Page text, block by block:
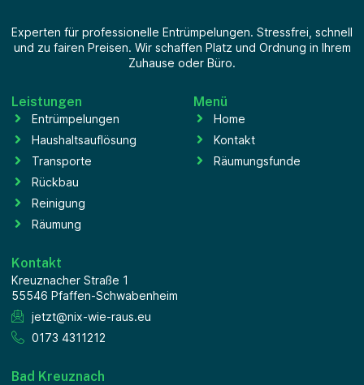
Experten für professionelle Entrümpelungen. Stressfrei, schnell
und zu fairen Preisen. Wir schaffen Platz und Ordnung in Ihrem
Zuhause oder Büro.
Leistungen
Entrümpelungen
Haushaltsauflösung
Transporte
Rückbau
Reinigung
Räumung
Menü
Home
Kontakt
Räumungsfunde
Kontakt
Kreuznacher Straße 1
55546 Pfaffen-Schwabenheim
jetzt@nix-wie-raus.eu
0173 4311212
Bad Kreuznach